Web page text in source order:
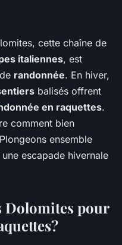
une
dans
Dolomites
cette chaîne de
italiennes, est
randonnée. En hiver,
balisés offrent
en raquettes.
comment bien
ensemble
escapade hivernale
Dolomites pour